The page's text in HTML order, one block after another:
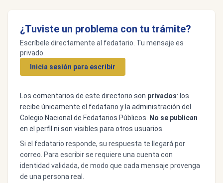
¿Tuviste un problema con tu trámite?
Escríbele directamente al fedatario. Tu mensaje es
privado.
Inicia sesión para escribir
Los comentarios de este directorio son privados: los
recibe únicamente el fedatario y la administración del
Colegio Nacional de Fedatarios Públicos.
No se publican
en el perfil ni son visibles para otros usuarios.
Si el fedatario responde, su respuesta te llegará por
correo. Para escribir se requiere una cuenta con
identidad validada, de modo que cada mensaje provenga
de una persona real.